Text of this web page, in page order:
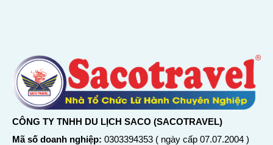
CÔNG TY TNHH DU LỊCH SACO (SACOTRAVEL)
Mã số doanh nghiệp: 0303394353 ( ngày cấp 07.07.2004 )